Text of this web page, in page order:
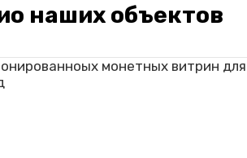
наших объектов